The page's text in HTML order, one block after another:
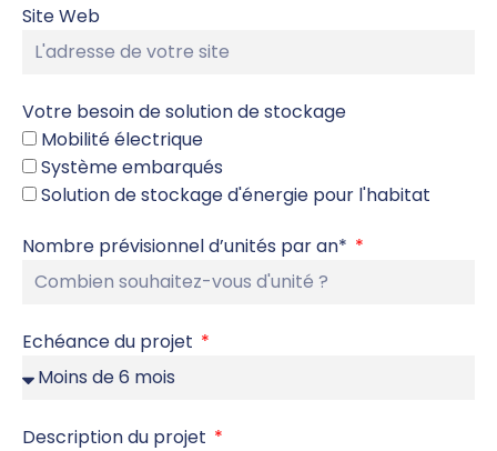
Site Web
Votre besoin de solution de stockage
Mobilité électrique
Système embarqués
Solution de stockage d'énergie pour l'habitat
Nombre prévisionnel d’unités par an*
Echéance du projet
Description du projet